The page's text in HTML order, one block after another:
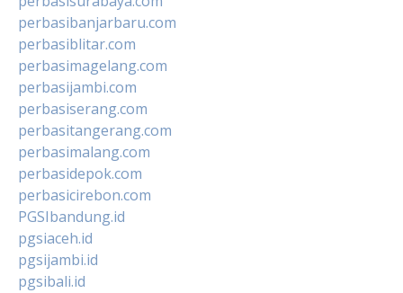
perbasibanjarbaru.com
perbasiblitar.com
perbasimagelang.com
perbasijambi.com
perbasiserang.com
perbasitangerang.com
perbasimalang.com
perbasidepok.com
perbasicirebon.com
PGSIbandung.id
pgsiaceh.id
pgsijambi.id
pgsibali.id